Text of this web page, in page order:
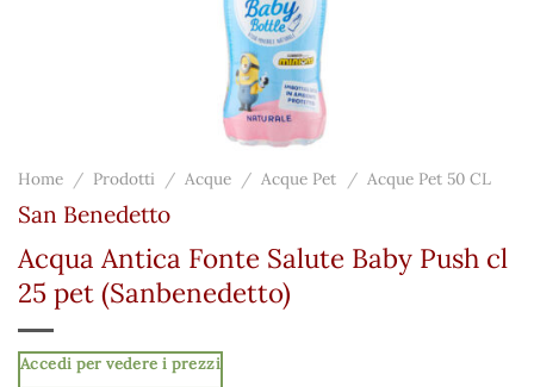
Home / Prodotti / Acque / Acque Pet / Acque Pet 50 CL
San Benedetto
Acqua Antica Fonte Salute Baby Push cl
25 pet (Sanbenedetto)
Accedi per vedere i prezzi